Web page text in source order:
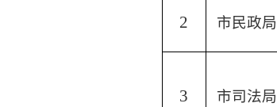
2 市民政局
3 市司法局